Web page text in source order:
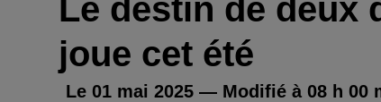
Le destin de deux
joue cet été
Le 01 mai 2025 — Modifié à 08 h 00